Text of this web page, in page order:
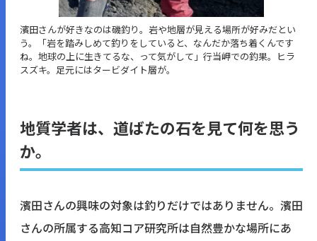
濱田さんが好きなのは磯釣り。岩や地層が見える場所が好みだとい
う。「岩を踏みしめて釣りをしていると、なんだか落ち着くんです
ね。地球の上に生きてるな、って気がして」行当岬での釣果。ヒラ
スズキ。足元にはタービダイト層が。
地質学者は、道ばたの石を見て何を思う
か。
濱田さんの興味の対象は釣りだけではありません。濱田
さんの所属する高知コア研究所は自然豊かな場所にあ